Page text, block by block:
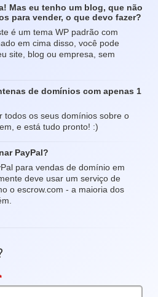
Mas eu tenho um blog, que não
para vender, o que devo fazer?
é um tema WP padrão com
em cima disso, você pode
site, blog ou empresa, sem
de domínios com apenas 1
todos os seus domínios sobre o
e está tudo pronto! :)
PayPal?
para vendas de domínio em
deve usar um serviço de
o escrow.com - a maioria dos
obrigatório